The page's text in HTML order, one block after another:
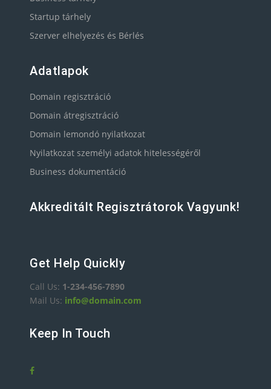
Startup tárhely
Szerver elhelyezés és Bérlés
Adatlapok
Domain regisztráció
Domain átregisztráció
Domain lemondó nyilatkozat
Nyilatkozat személyi adatok hitelességéről
Business dokumentáció
Akkreditált Regisztrátorok Vagyunk!
Get Help Quickly
Call Us: 1-234-456-7890
Mail Us: info@domain.com
Keep In Touch